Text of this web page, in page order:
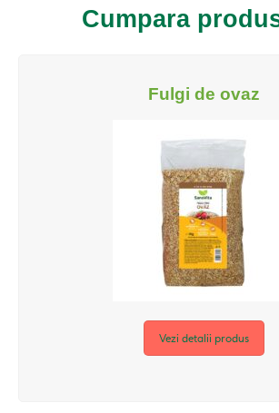
Cumpara
Fulgi de ovaz
Vezi detalii produs